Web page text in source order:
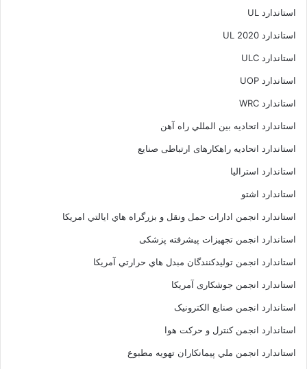
استاندارد UL
استاندارد UL 2020
استاندارد ULC
استاندارد UOP
استاندارد WRC
استاندارد اتحاديه بين المللي راه آهن
استاندارد اتحادیه راهکارهای ارتباطی صنایع
استاندارد استرالیا
استاندارد اشتو
استاندارد انجمن ادارات حمل ونقل و بزرگراه هاي ايالتي امريکا
استاندارد انجمن تجهیزات پیشرفته پزشکی
استاندارد انجمن توليدکنندگان مبدل هاي حرارتي آمريکا
استاندارد انجمن جوشکاری آمریکا
استاندارد انجمن صنايع الکترونيک
استاندارد انجمن کنترل و حرکت هوا
استاندارد انجمن ملي پيمانکاران تهويه مطبوع